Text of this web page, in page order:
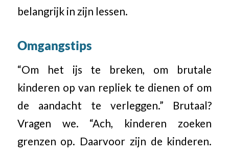
belangrijk in zijn lessen.
Omgangstips
“Om het ijs te breken, om brutale
kinderen op van repliek te dienen of om
de aandacht te verleggen.” Brutaal?
Vragen we. “Ach, kinderen zoeken
grenzen op. Daarvoor zijn de kinderen.